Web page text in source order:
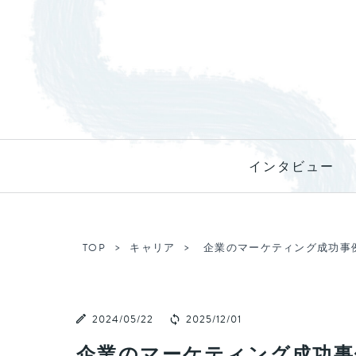
インタビュー
TOP キャリア 企業のマーケティング成功
2024/05/22 2025/12/01